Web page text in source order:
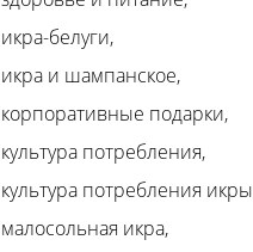
икра-белуги
икра и шампанское
корпоративные подарки
культура потребления
культура потребления икры
малосольная икра